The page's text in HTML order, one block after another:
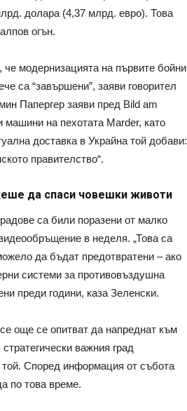
долара (4,37 млрд. евро). Това
огън.
модернизацията на първите бойни
са “завършени”, заяви говорител
Папергер заяви пред Bild am
на пехотата Marder, като
доставка в Украйна той добави:
правителство“.
да спаси човешки животи
са били поразени от малко
в неделя. „Това са
да бъдат предотвратени – ако
системи за противовъздушна
преди години, каза Зеленски.
още се опитват да напреднат към
важния град
той. Според информация от събота
по това време.